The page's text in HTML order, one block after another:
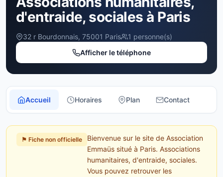
d'entraide, sociales à Paris
32 r Bourdonnais, 75001 Paris
1 personne(s)
Afficher le téléphone
Accueil Horaires Plan Contact
⚑ Fiche non officielle
Bienvenue sur le site de Association
Emmaüs situé à Paris. Associations
humanitaires, d'entraide, sociales.
Vous pouvez retrouver les